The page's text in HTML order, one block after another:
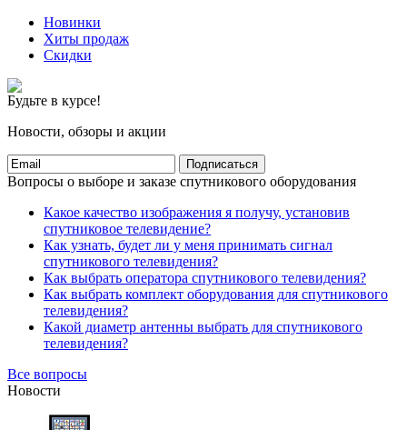
Новинки
Хиты продаж
Скидки
Будьте в курсе!
Новости, обзоры и акции
Подписаться
Вопросы о выборе и заказе спутникового оборудования
Какое качество изображения я получу, установив
спутниковое телевидение?
Как узнать, будет ли у меня принимать сигнал
спутникового телевидения?
Как выбрать оператора спутникового телевидения?
Как выбрать комплект оборудования для спутникового
телевидения?
Какой диаметр антенны выбрать для спутникового
телевидения?
Все вопросы
Новости